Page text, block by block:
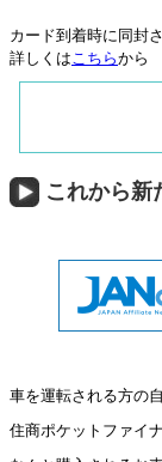
カード到着時に同封
詳しくは こちらから
これから新
車を運転される方の
住商ポケットファイ